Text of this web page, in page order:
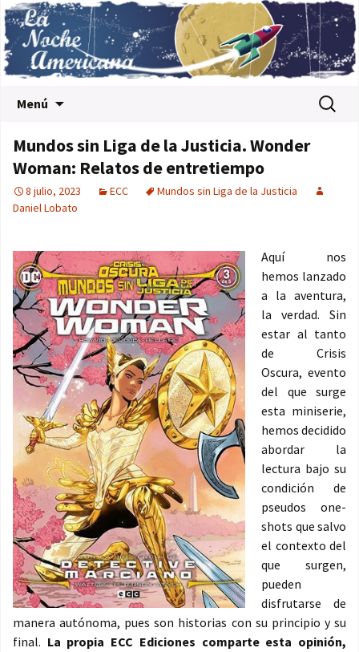
Menú Buscar:
Mundos sin Liga de la Justicia. Wonder
Woman: Relatos de entretiempo
8 julio, 2023 ECC
Mundos sin Liga de la Justicia
Daniel Lobato
Aquí nos
hemos lanzado
a la aventura,
la verdad. Sin
estar al tanto
de Crisis
Oscura, evento
del que surge
esta miniserie,
hemos decidido
abordar la
lectura bajo su
condición de
pseudos one-
shots que salvo
el contexto del
que surgen,
pueden
disfrutarse de
manera autónoma, pues son historias con su principio y su
final. La propia ECC Ediciones comparte esta opinión,